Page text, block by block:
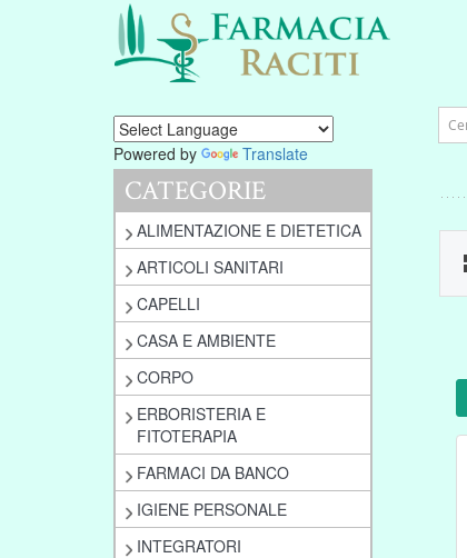
Powered by Translate
CATEGORIE
ALIMENTAZIONE E DIETETICA
ARTICOLI SANITARI
CAPELLI
CASA E AMBIENTE
CORPO
ERBORISTERIA E
FITOTERAPIA
FARMACI DA BANCO
IGIENE PERSONALE
INTEGRATORI